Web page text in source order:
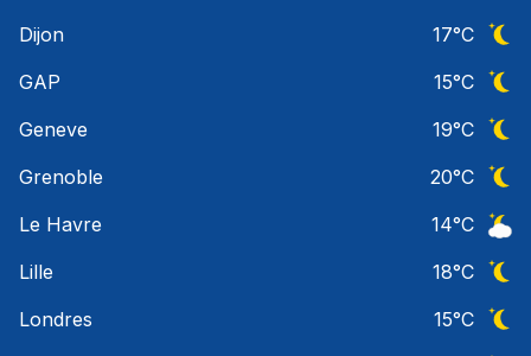
Dijon
17°C
GAP
15°C
Geneve
19°C
Grenoble
20°C
Le Havre
14°C
Lille
18°C
Londres
15°C